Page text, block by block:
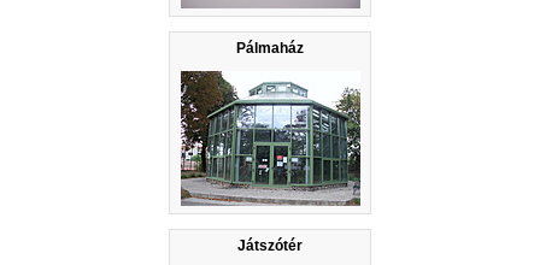
Pálmaház
Játszótér